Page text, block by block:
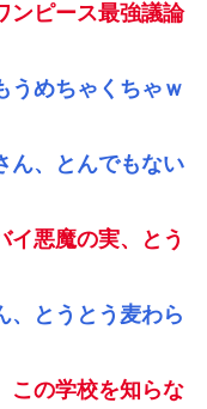
ンピース最強議論
うめちゃくちゃｗ
ん、とんでもない
イ悪魔の実、とう
、とうとう麦わら
この学校を知らな